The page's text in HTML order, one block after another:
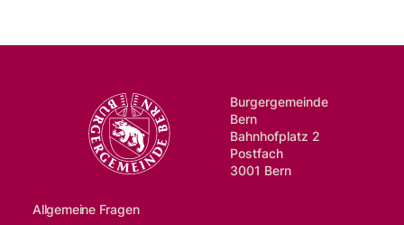
Burgergemeinde
Bern
Bahnhofplatz 2
Postfach
3001 Bern
Allgemeine Fragen